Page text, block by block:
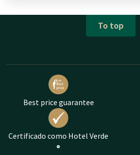
To top
Best price guarantee
Certificado como Hotel Verde
®